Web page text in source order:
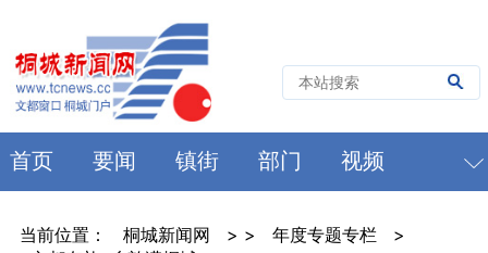
首页 要闻 镇街 部门 视频
当前位置： 桐城新闻网 > > 年度专题专栏
>